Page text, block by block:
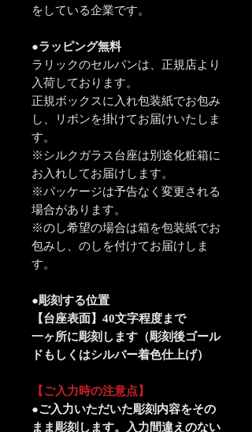
をしている企業です。
●ラッピング無料
ラリックのセルパンは、正規店より
入荷しております。
正規ボックスに入れ包装紙でお包み
し、リボンを掛けてお届けいたしま
す。
※シルクガラス台座は別途化粧箱に
お入れしてお届けします。
※パッケージは予告なく変更される
場合があります。
※のし希望の場合は箱を包装紙でお
包みし、のしを付けてお届けしま
す。
●彫刻する位置
【台座表面】40文字程度まで
一ヶ所に彫刻します（彫刻後ゴール
ドもしくはシルバー着色仕上げ）
【ご入力時の注意点】
●ご入力いただいた彫刻内容をその
まま彫刻します。入力間違えのない